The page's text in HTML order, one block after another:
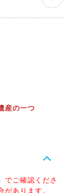
産の一つ
でご確認くださ
あります。